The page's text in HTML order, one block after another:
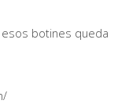
botines queda